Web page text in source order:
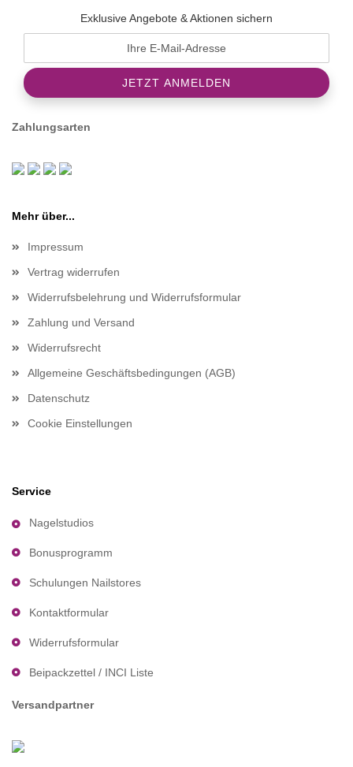
Exklusive Angebote & Aktionen sichern
Zahlungsarten
Mehr über...
Impressum
Vertrag widerrufen
Widerrufsbelehrung und Widerrufsformular
Zahlung und Versand
Widerrufsrecht
Allgemeine Geschäftsbedingungen (AGB)
Datenschutz
Cookie Einstellungen
Service
Nagelstudios
Bonusprogramm
Schulungen Nailstores
Kontaktformular
Widerrufsformular
Beipackzettel / INCI Liste
Versandpartner